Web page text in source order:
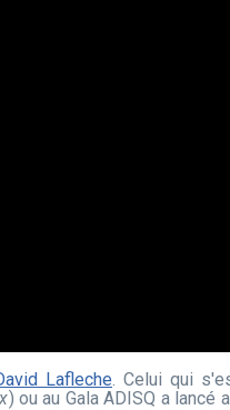
Lafleche . Celui qui
) ou au Gala ADISQ a